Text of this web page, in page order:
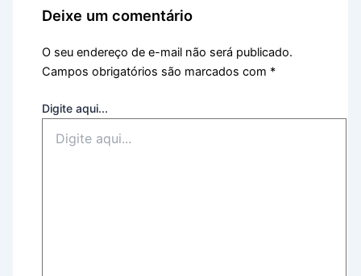
Deixe um comentário
O seu endereço de e-mail não será publicado.
Campos obrigatórios são marcados com *
Digite aqui...